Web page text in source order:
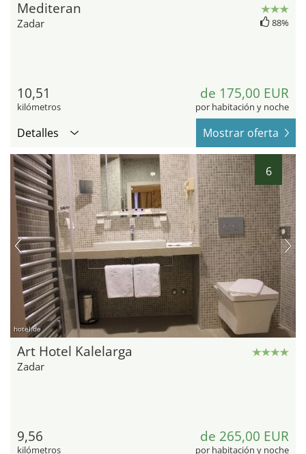
Mediteran
Zadar 88%
10,51
kilómetros
de 175,00 EUR
por habitación y noche
Detalles Mostrar oferta
6
hotel.de
Art Hotel Kalelarga
Zadar
9,56
kilómetros
de 265,00 EUR
por habitación y noche